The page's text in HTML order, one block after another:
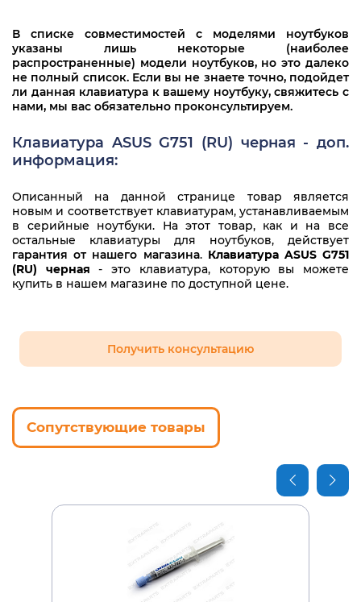
В списке совместимостей с моделями ноутбуков
указаны лишь некоторые (наиболее
распространенные) модели ноутбуков, но это далеко
не полный список. Если вы не знаете точно, подойдет
ли данная клавиатура к вашему ноутбуку, свяжитесь с
нами, мы вас обязательно проконсультируем.
Клавиатура ASUS G751 (RU) черная - доп.
информация:
Описанный на данной странице товар является
новым и соответствует клавиатурам, устанавливаемым
в серийные ноутбуки. На этот товар, как и на все
остальные клавиатуры для ноутбуков, действует
гарантия от нашего магазина. Клавиатура ASUS G751
(RU) черная - это клавиатура, которую вы можете
купить в нашем магазине по доступной цене.
Получить консультацию
Сопутствующие товары